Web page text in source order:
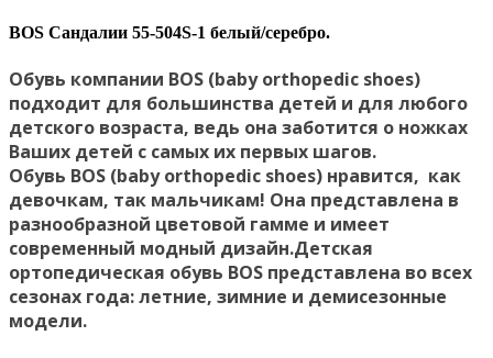
BOS Сандалии 55-504S-1 белый/серебро.
Обувь компании BOS (baby orthopedic shoes)
подходит для большинства детей и для любого
детского возраста, ведь она заботится о ножках
Ваших детей с самых их первых шагов.
Обувь BOS (baby orthopedic shoes) нравится, как
девочкам, так мальчикам! Она представлена в
разнообразной цветовой гамме и имеет
современный модный дизайн.Детская
ортопедическая обувь BOS представлена во всех
сезонах года: летние, зимние и демисезонные
модели.